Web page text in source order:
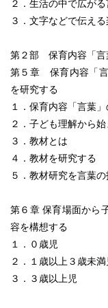
２．生活の中で広が
３．文字などで伝え
第２部 保育内容「言
第５章 保育内容「言
を研究する
１．保育内容「言葉
２．子ども理解から
３．教材とは
４．教材を研究する
５．教材研究を言葉
第６章 保育場面から
容を構想する
１．０歳児
２．１歳以上３歳未満
３．３歳以上児